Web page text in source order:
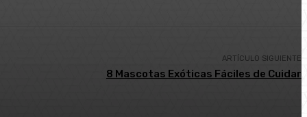
ARTÍCULO SIGUIENTE
8 Mascotas Exóticas Fáciles de Cuidar